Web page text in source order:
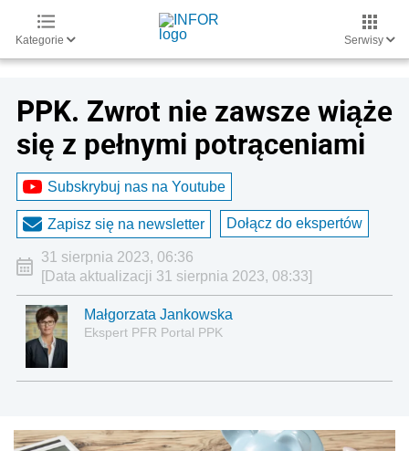
Kategorie Serwisy
PPK. Zwrot nie zawsze wiąże
się z pełnymi potrąceniami
Subskrybuj nas na Youtube
Zapisz się na newsletter Dołącz do ekspertów
31 sierpnia 2023, 06:36
[Data aktualizacji 31 sierpnia 2023, 08:33]
Małgorzata Jankowska
Ekspert PFR Portal PPK